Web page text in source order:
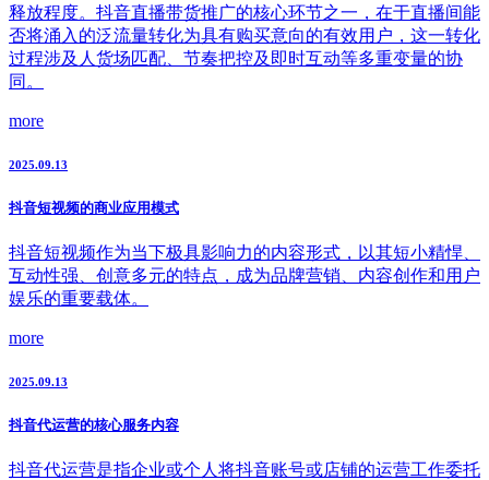
释放程度。抖音直播带货推广的核心环节之一，在于直播间能
否将涌入的泛流量转化为具有购买意向的有效用户，这一转化
过程涉及人货场匹配、节奏把控及即时互动等多重变量的协
同。
more
2025.09.13
抖音短视频的商业应用模式
抖音短视频作为当下极具影响力的内容形式，以其短小精悍、
互动性强、创意多元的特点，成为品牌营销、内容创作和用户
娱乐的重要载体。
more
2025.09.13
抖音代运营的核心服务内容
抖音代运营是指企业或个人将抖音账号或店铺的运营工作委托